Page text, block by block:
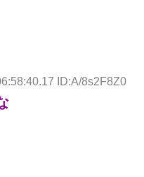
ID:A/8s2F8Z0